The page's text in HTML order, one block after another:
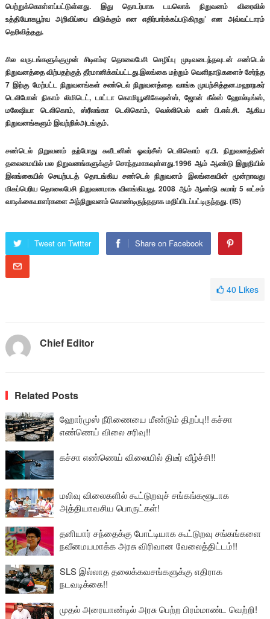
பெற்றுக்கொள்ளப்பட்டுள்ளது. இது தொடர்பாக டயலொக் நிறுவனம் விரைவில்
உத்தியோகபூர்வ அறிவிப்பை விடுக்கும் என எதிர்பார்க்கப்படுகிறது’ என அவ்வட்டாரம்
தெரிவித்தது.
சில வருடங்களுக்குமுன் சிடிஎம்ஏ தொலைபேசி செழிப்பு முடிவடைந்தவுடன் சண்டெல்
நிறுவனத்தை விற்பதற்குத் தீர்மானிக்கப்பட்டது.இலங்கை மற்றும் வெளிநாடுகளைச் சேர்ந்த
7 இற்கு மேற்பட்ட நிறுவனங்கள் சண்டெல் நிறுவனத்தை வாங்க முயற்சித்தன.மஹாநகர்
டெலிபோன் நிகாம் லிமிடெட், டாட்டா கொமியூனிகேஷன்ஸ், ஜோன் கீல்ஸ் ஹோல்டிங்ஸ்,
மலேஷியா டெலிகொம், ஸ்ரீலங்கா டெலிகொம், வெல்லிபெல் வன் பி.எல்.சி. ஆகிய
நிறுவனங்களும் இவற்றில்அடங்கும்.
சண்டெல் நிறுவனம் தற்போது சுவீடனின் ஓவர்சீஸ் டெலிகொம் ஏ.பி. நிறுவனத்தின்
தலைமையில் பல நிறுவனங்களுக்குச் சொந்தமாகவுள்ளது.1996 ஆம் ஆண்டு இறுதியில்
இலங்கையில் செயற்படத் தொடங்கிய சண்டெல் நிறுவனம் இலங்கையின் மூன்றாவது
மிகப்பெரிய தொலைபேசி நிறுவனமாக விளங்கியது. 2008 ஆம் ஆண்டு சுமார் 5 லட்சம்
வாடிக்கையாளர்களை அந்நிறுவனம் கொண்டிருந்ததாக மதிப்பிடப்பட்டிருந்தது. (IS)
Tweet on Twitter Share on Facebook
40 Likes
Chief Editor
Related Posts
ஹோர்முஸ் நீரிணையை மீண்டும் திறப்பு!! கச்சா
எண்ணெய் விலை சரிவு!!
கச்சா எண்ணெய் விலையில் திடீர் வீழ்ச்சி!!
மலிவு விலைகளில் கூட்டுறவுச் சங்கங்களூடாக
அத்தியாவசிய பொருட்கள்!
தனியார் சந்தைக்கு போட்டியாக கூட்டுறவு சங்கங்களை
நவீனமயமாக்க அரசு விரிவான வேலைத்திட்டம்!!
SLS இல்லாத தலைக்கவசங்களுக்கு எதிராக
நடவடிக்கை!!
முதல் அரையாண்டில் அரசு பெற்ற பிரம்மாண்ட வெற்றி!